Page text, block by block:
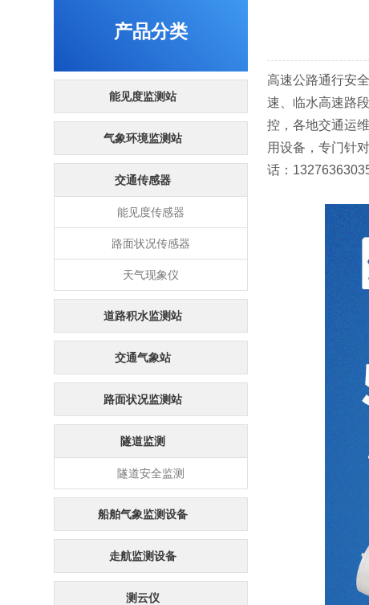
高速公路通行安
速、临水高速路
控，各地交通运
用设备，专门针
话：
产品分类
能见度监测站
气象环境监测站
交通传感器
能见度传感器
路面状况传感器
天气现象仪
道路积水监测站
交通气象站
路面状况监测站
隧道监测
隧道安全监测
船舶气象监测设备
走航监测设备
测云仪